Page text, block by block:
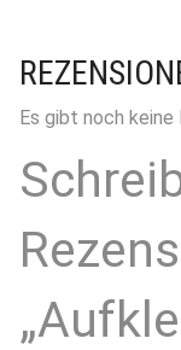
Es gibt noch keine